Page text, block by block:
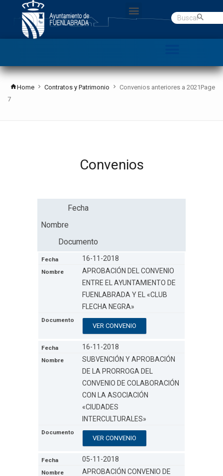
Home Contratos y Patrimonio Convenios anteriores a 2021Page
7
Convenios
Fecha
Nombre
Documento
16-11-2018
APROBACIÓN DEL CONVENIO
ENTRE EL AYUNTAMIENTO DE
FUENLABRADA Y EL «CLUB
FLECHA NEGRA»
VER CONVENIO
16-11-2018
SUBVENCIÓN Y APROBACIÓN
DE LA PRORROGA DEL
CONVENIO DE COLABORACIÓN
CON LA ASOCIACIÓN
«CIUDADES
INTERCULTURALES»
VER CONVENIO
05-11-2018
APROBACIÓN CONVENIO DE